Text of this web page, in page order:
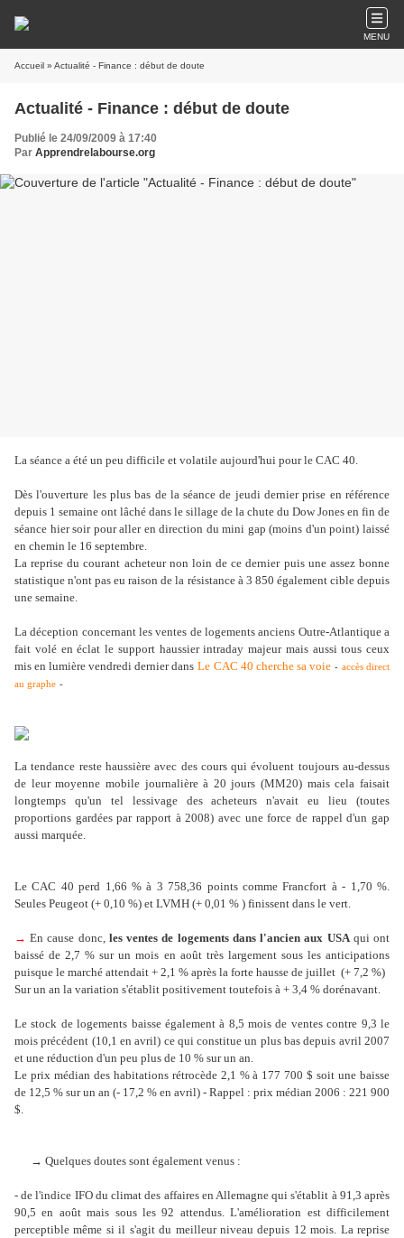
MENU
Accueil » Actualité - Finance : début de doute
Actualité - Finance : début de doute
Publié le 24/09/2009 à 17:40
Par Apprendrelabourse.org
La séance a été un peu difficile et volatile aujourd'hui pour le CAC 40.
Dès l'ouverture les plus bas de la séance de jeudi dernier prise en référence
depuis 1 semaine ont lâché dans le sillage de la chute du Dow Jones en fin de
séance hier soir pour aller en direction du mini gap (moins d'un point) laissé
en chemin le 16 septembre.
La reprise du courant acheteur non loin de ce dernier puis une assez bonne
statistique n'ont pas eu raison de la résistance à 3 850 également cible depuis
une semaine.
La déception concernant les ventes de logements anciens Outre-Atlantique a
fait volé en éclat le support haussier intraday majeur mais aussi tous ceux
mis en lumière vendredi dernier dans Le CAC 40 cherche sa voie - accès direct
au graphe -
La tendance reste haussière avec des cours qui évoluent toujours au-dessus
de leur moyenne mobile journalière à 20 jours (MM20) mais cela faisait
longtemps qu'un tel lessivage des acheteurs n'avait eu lieu (toutes
proportions gardées par rapport à 2008) avec une force de rappel d'un gap
aussi marquée.
Le CAC 40 perd 1,66 % à 3 758,36 points comme Francfort à - 1,70 %.
Seules Peugeot (+ 0,10 %) et LVMH (+ 0,01 % ) finissent dans le vert.
→ En cause donc, les ventes de logements dans l'ancien aux USAqui ont
baissé de 2,7 % sur un mois en août très largement sous les anticipations
puisque le marché attendait + 2,1 % après la forte hausse de juillet (+ 7,2 %)
Sur un an la variation s'établit positivement toutefois à + 3,4 % dorénavant.
Le stock de logements baisse également à 8,5 mois de ventes contre 9,3 le
mois précédent (10,1 en avril) ce qui constitue un plus bas depuis avril 2007
et une réduction d'un peu plus de 10 % sur un an.
Le prix médian des habitations rétrocède 2,1 % à 177 700 $ soit une baisse
de 12,5 % sur un an (- 17,2 % en avril) - Rappel : prix médian 2006 : 221 900
$.
→ Quelques doutes sont également venus :
- de l'indice IFO du climat des affaires en Allemagne qui s'établit à 91,3 après
90,5 en août mais sous les 92 attendus. L'amélioration est difficilement
perceptible même si il s'agit du meilleur niveau depuis 12 mois. La reprise